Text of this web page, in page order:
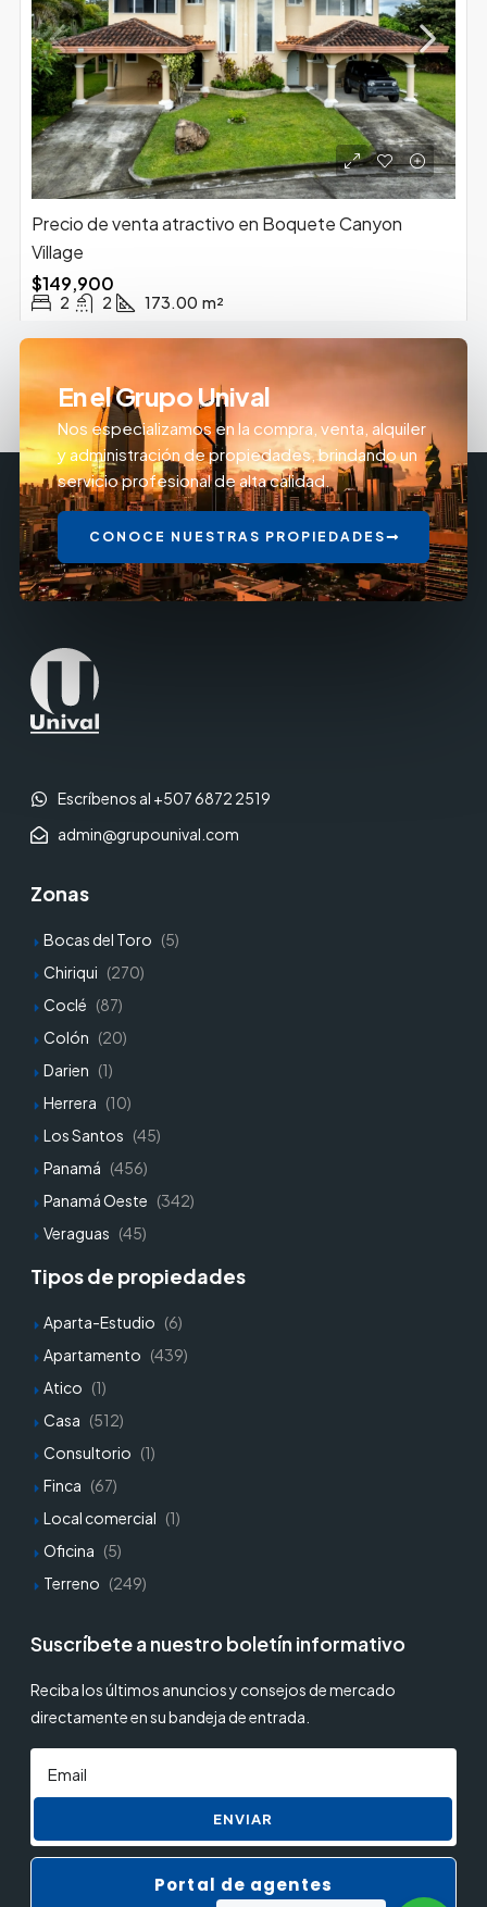
Precio de venta atractivo en Boquete Canyon
Village
$149,900
2 2 173.00 m²
En el Grupo Unival
Nos especializamos en la compra, venta, alquiler
y administración de propiedades, brindando un
servicio profesional de alta calidad.
CONOCE NUESTRAS PROPIEDADES
Escríbenos al +507 6872 2519
admin@grupounival.com
Zonas
Bocas del Toro (5)
Chiriqui (270)
Coclé (87)
Colón (20)
Darien (1)
Herrera (10)
Los Santos (45)
Panamá (456)
Panamá Oeste (342)
Veraguas (45)
Tipos de propiedades
Aparta-Estudio (6)
Apartamento (439)
Atico (1)
Casa (512)
Consultorio (1)
Finca (67)
Local comercial (1)
Oficina (5)
Terreno (249)
Suscríbete a nuestro boletín informativo
Reciba los últimos anuncios y consejos de mercado
directamente en su bandeja de entrada.
ENVIAR
Portal de agentes